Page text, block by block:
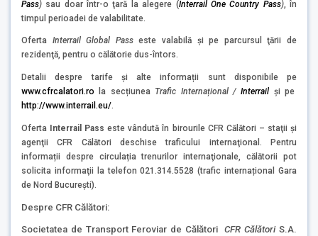
Pass) sau doar într-o ţară la alegere (Interrail One Country Pass), în
timpul perioadei de valabilitate.
Oferta Interrail Global Passeste valabilă şi pe parcursul ţării de
rezidenţă, pentru o călătorie dus-întors.
Detalii despre tarife și alte informații sunt disponibile pe
www.cfrcalatori.ro la secțiunea Trafic Internațional /Interrail și pe
http://www.interrail.eu/.
Oferta Interrail Pass este vândută în birourile CFR Călători – staţii şi
agenţii CFR Călători deschise traficului internaţional. Pentru
informații despre circulația trenurilor internaţionale, călătorii pot
solicita informaţii la telefon 021.314.5528 (trafic internațional Gara
de Nord București).
Despre CFR Călători:
Societatea de Transport Feroviar de CălătoriCFR CălătoriS.A.